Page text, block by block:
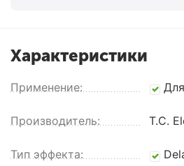
Характеристики
Применение:
Производитель: T.C.
Тип эффекта: